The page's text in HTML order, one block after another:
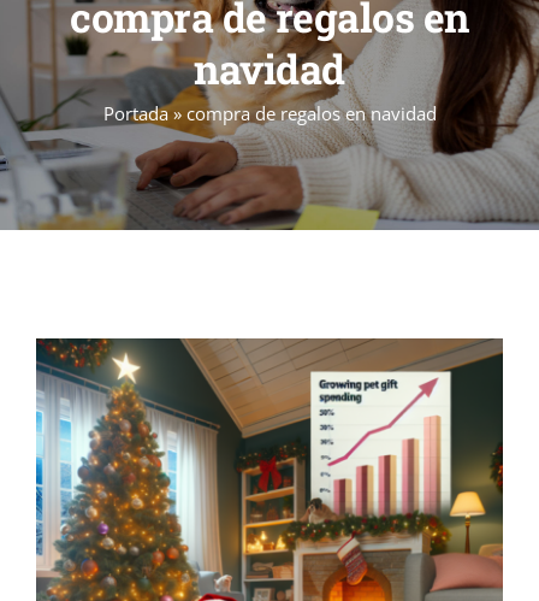
SERVICIOS
URNAS Y RECUERDOS
BLOG
compra de regalos en
navidad
Portada» compra de regalos en navidad